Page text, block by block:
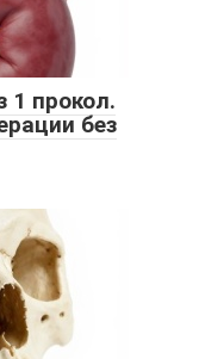
1 прокол.
без